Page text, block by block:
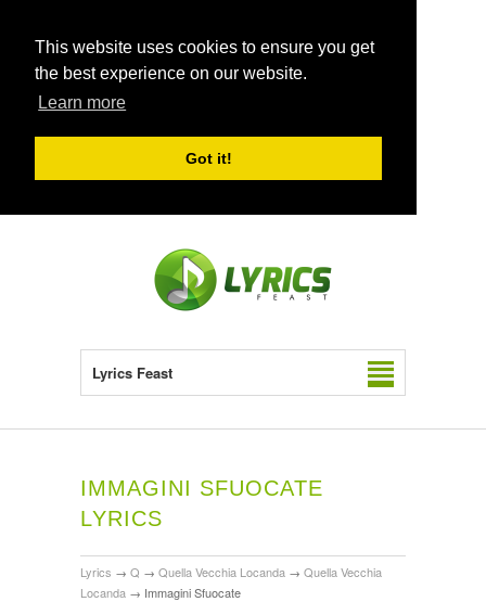
This website uses cookies to ensure you get
the best experience on our website.
Learn more
Got it!
Lyrics Feast
IMMAGINI SFUOCATE
LYRICS
Lyrics → Q → Quella Vecchia Locanda → Quella Vecchia
Locanda → Immagini Sfuocate